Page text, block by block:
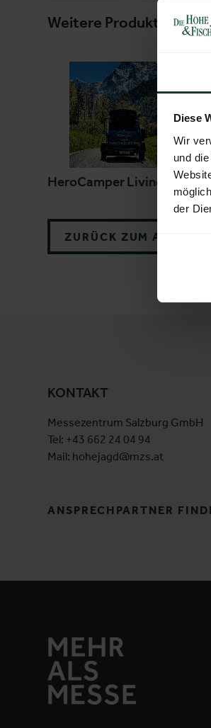
Diese
Wir
und
der
Weitere Produkte von
HeroCamper Livingstone
ZURÜCK ZUM
KONTAKT
Messezentrum Salzburg GmbH
Tel: +43 662 24 04 94
Mail: hohejagd@mzs.at
ANSPRECHPARTNER